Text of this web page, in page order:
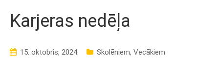
Karjeras nedēļa
15. oktobris, 2024. Skolēniem, Vecākiem